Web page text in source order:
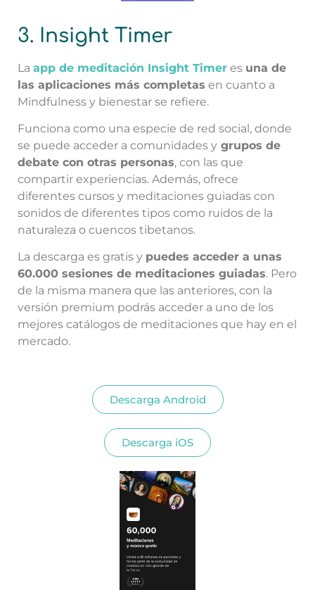
3. Insight Timer
La app de meditación Insight Timer es una de
las aplicaciones más completas en cuanto a
Mindfulness y bienestar se refiere.
Funciona como una especie de red social, donde
se puede acceder a comunidades y grupos de
debate con otras personas, con las que
compartir experiencias. Además, ofrece
diferentes cursos y meditaciones guiadas con
sonidos de diferentes tipos como ruidos de la
naturaleza o cuencos tibetanos.
La descarga es gratis y puedes acceder a unas
60.000 sesiones de meditaciones guiadas. Pero
de la misma manera que las anteriores, con la
versión premium podrás acceder a uno de los
mejores catálogos de meditaciones que hay en el
mercado.
Descarga Android
Descarga iOS